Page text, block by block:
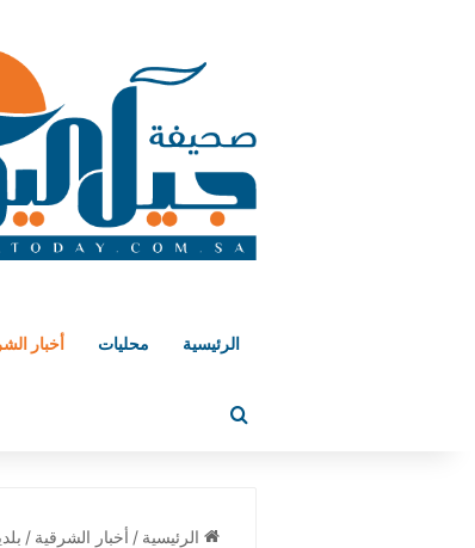
الرئيسية محليات أخبار
الرئيسية / أخبار الشرقية /